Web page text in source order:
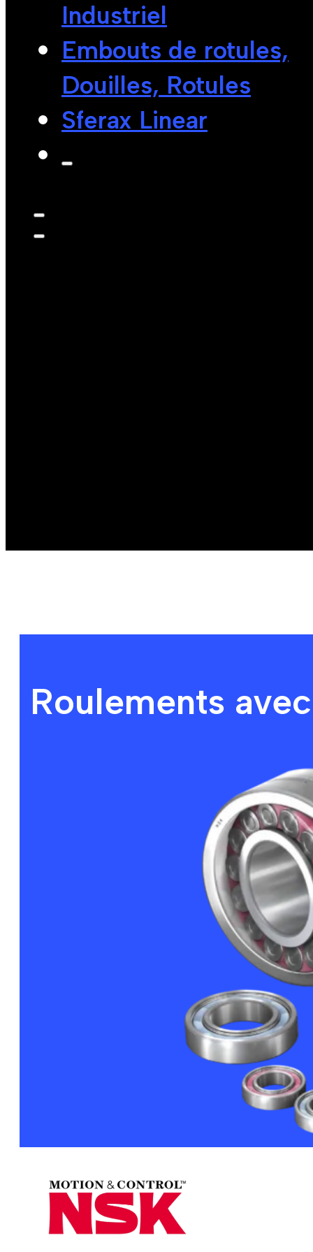
Industriel
Embouts de rotules,
Douilles, Rotules
Sferax Linear
Roulements